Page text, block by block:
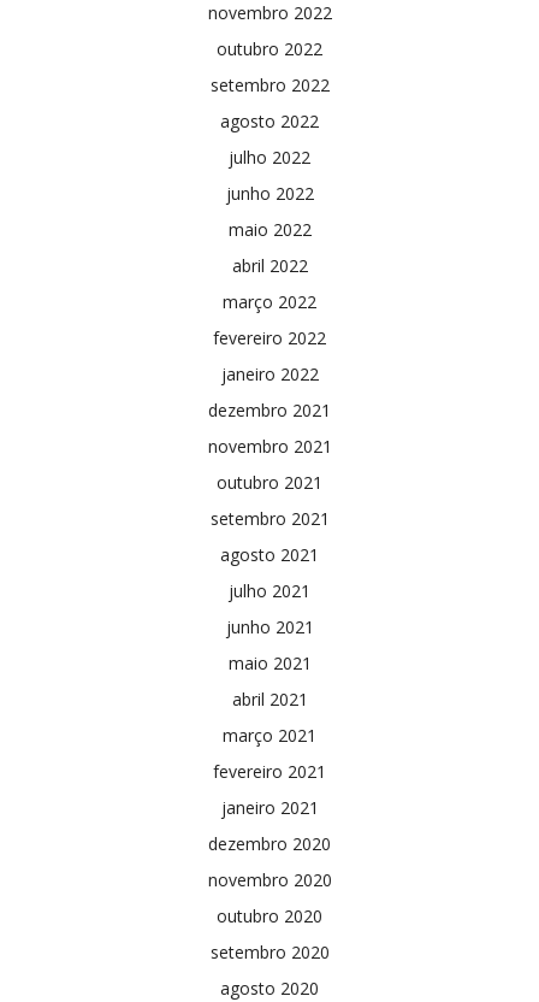
novembro 2022
outubro 2022
setembro 2022
agosto 2022
julho 2022
junho 2022
maio 2022
abril 2022
março 2022
fevereiro 2022
janeiro 2022
dezembro 2021
novembro 2021
outubro 2021
setembro 2021
agosto 2021
julho 2021
junho 2021
maio 2021
abril 2021
março 2021
fevereiro 2021
janeiro 2021
dezembro 2020
novembro 2020
outubro 2020
setembro 2020
agosto 2020